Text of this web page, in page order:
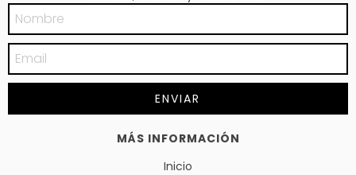
MÁS INFORMACIÓN
Inicio